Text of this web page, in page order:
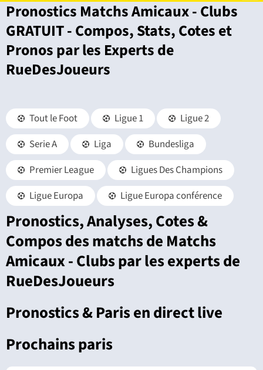
Pronostics Matchs Amicaux - Clubs
GRATUIT - Compos, Stats, Cotes et
Pronos par les Experts de
RueDesJoueurs
Tout le Foot Ligue 1
Ligue 2
Serie A
Liga
Bundesliga
Premier League
Ligues Des Champions
Ligue Europa
Ligue Europa conférence
Pronostics, Analyses, Cotes &
Compos des matchs de Matchs
Amicaux - Clubs par les experts de
RueDesJoueurs
Pronostics & Paris en direct live
Prochains paris